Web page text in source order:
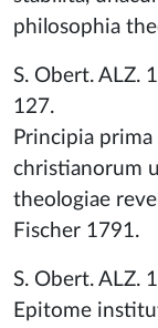
philosophia
S. Obert. ALZ.
127.
Principia
christianorum
theologiae
Fischer 1791.
S. Obert. ALZ.
Epitome